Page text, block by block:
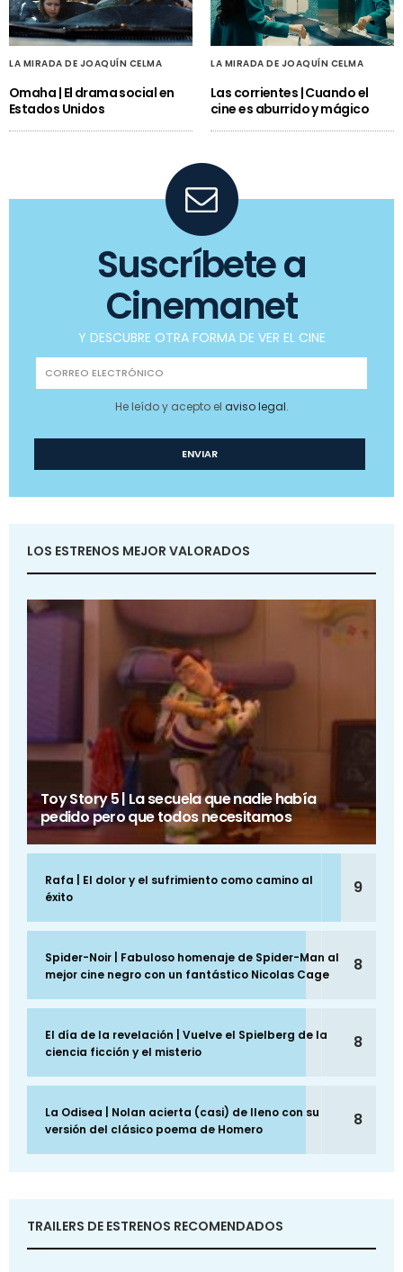
LA MIRADA DE JOAQUÍN CELMA
Omaha | El drama social en
Estados Unidos
LA MIRADA DE JOAQUÍN CELMA
Las corrientes | Cuando el
cine es aburrido y mágico
Suscríbete a
Cinemanet
Y DESCUBRE OTRA FORMA DE VER EL CINE
He leído y acepto el aviso legal.
LOS ESTRENOS MEJOR VALORADOS
Toy Story 5 | La secuela que nadie había
pedido pero que todos necesitamos
Rafa | El dolor y el sufrimiento como camino al
éxito
9
Spider-Noir | Fabuloso homenaje de Spider-Man al
mejor cine negro con un fantástico Nicolas Cage
8
El día de la revelación | Vuelve el Spielberg de la
ciencia ficción y el misterio
8
La Odisea | Nolan acierta (casi) de lleno con su
versión del clásico poema de Homero
8
TRAILERS DE ESTRENOS RECOMENDADOS